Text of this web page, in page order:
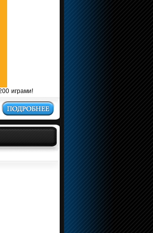
играми!